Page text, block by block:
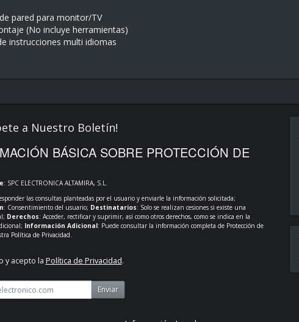
pared para monitor/TV
(No incluye herramientas)
instrucciones multi idiomas
a Nuestro Boletín!
BÁSICA SOBRE PROTECCIÓN DE
: SPC ELECTRONICA ALTAMIRA, S.L.
las consultas planteadas por el usuario y enviarle la información solicitada;
: Consentimiento del usuario; Destinatarios: Solo se realizan cesiones si existe una
Derechos: Acceder, rectificar y suprimir, así como otros derechos, como se indica en la
Información Adicional: Puede consultar la información completa de Protección de
Política de Privacidad.
y acepto la Política de Privacidad.
Enviar